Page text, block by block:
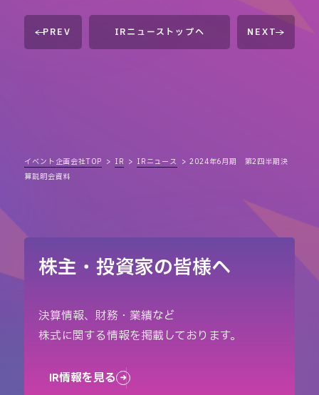
PREV IRニューストップへ NEXT
イベント企画会社TOP IR IRニュース
2024年6月期 第2四半期決
算説明会資料
株主・投資家の皆様へ
決算情報、財務・業績など
株式に関する情報を掲載しております。
IR情報を見る